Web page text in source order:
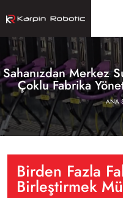
Sahanızdan Merkez
Çoklu Fabrika
ANA
Birden Fazla
Birleştirmek